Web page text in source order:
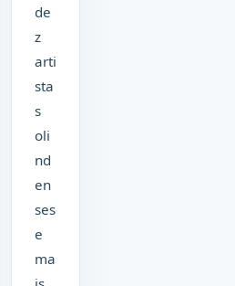
de
z
arti
sta
s
oli
nd
en
ses
e
ma